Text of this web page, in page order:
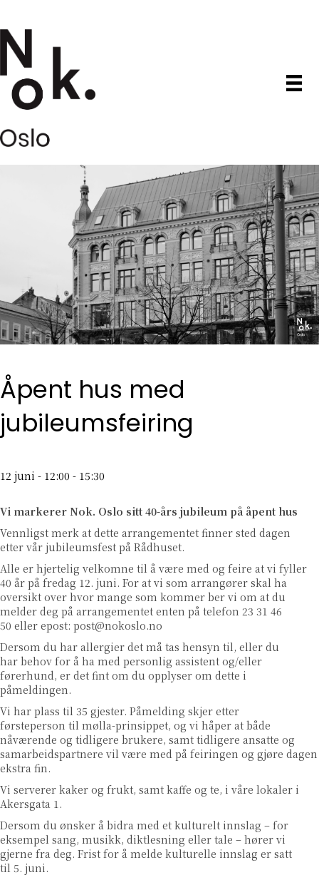
Åpent hus med
jubileumsfeiring
12 juni - 12:00 - 15:30
Vi markerer Nok. Oslo sitt 40-års jubileum på åpent hus
Vennligst merk at dette arrangementet finner sted dagen
etter vår jubileumsfest på Rådhuset.
Alle er hjertelig velkomne til å være med og feire at vi fyller
40 år på fredag 12. juni. For at vi som arrangører skal ha
oversikt over hvor mange som kommer ber vi om at du
melder deg på arrangementet enten på telefon 23 31 46
50 eller epost: post@nokoslo.no
Dersom du har allergier det må tas hensyn til, eller du
har behov for å ha med personlig assistent og/eller
førerhund, er det fint om du opplyser om dette i
påmeldingen.
Vi har plass til 35 gjester. Påmelding skjer etter
førsteperson til mølla-prinsippet, og vi håper at både
nåværende og tidligere brukere, samt tidligere ansatte og
samarbeidspartnere vil være med på feiringen og gjøre dagen
ekstra fin.
Vi serverer kaker og frukt, samt kaffe og te, i våre lokaler i
Akersgata 1.
Dersom du ønsker å bidra med et kulturelt innslag – for
eksempel sang, musikk, diktlesning eller tale – hører vi
gjerne fra deg. Frist for å melde kulturelle innslag er satt
til 5. juni.